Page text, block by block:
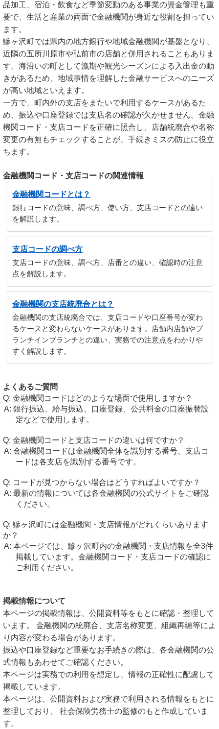
品加工、宿泊・飲食など季節変動のある事業の資金管理も重
要で、生活と産業の両面で金融機関が身近な役割を担ってい
ます。
鰺ヶ沢町では県内の地方銀行や地域金融機関が基盤となり、
近隣の五所川原市や弘前市の店舗と併用されることもありま
す。海沿いの町として漁期や観光シーズンによる入出金の動
きがあるため、地域事情を理解した金融サービスへのニーズ
が高い地域といえます。
一方で、町内外の支店をまたいで利用するケースがあるた
め、振込や口座登録では支店名の確認が欠かせません。金融
機関コード・支店コードを正確に照合し、店舗統廃合や名称
変更の有無もチェックすることが、手続きミスの防止に役立
ちます。
金融機関コード・支店コードの関連情報
金融機関コードとは？
銀行コードの意味、調べ方、使い方、支店コードとの違い
を解説します。
支店コードの調べ方
支店コードの意味、調べ方、店番との違い、確認時の注意
点を解説します。
金融機関の支店統廃合とは？
金融機関の支店統廃合では、支店コードや口座番号が変わ
るケースと変わらないケースがあります。店舗内店舗やブ
ランチインブランチとの違い、実務での注意点をわかりや
すく解説します。
よくあるご質問
金融機関コードはどのような場面で使用しますか？
銀行振込、給与振込、口座登録、公共料金の口座振替設
定などで使用します。
金融機関コードと支店コードの違いは何ですか？
金融機関コードは金融機関全体を識別する番号、支店コ
ードは各支店を識別する番号です。
コードが見つからない場合はどうすればよいですか？
最新の情報については各金融機関の公式サイトをご確認
ください。
鰺ヶ沢町には金融機関・支店情報がどれくらいあります
か？
本ページでは、鰺ヶ沢町内の金融機関・支店情報を全3件
掲載しています。金融機関コード・支店コードの確認に
ご利用ください。
掲載情報について
本ページの掲載情報は、公開資料等をもとに確認・整理して
います。 金融機関の統廃合、支店名称変更、組織再編等によ
り内容が変わる場合があります。
振込や口座登録など重要なお手続きの際は、各金融機関の公
式情報もあわせてご確認ください。
本ページは実務での利用を想定し、情報の正確性に配慮して
掲載しています。
本ページは、公開資料および実務で利用される情報をもとに
整理しており、 社会保険労務士の監修のもと作成していま
す。